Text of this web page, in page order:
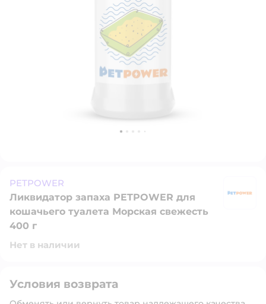
PETPOWER
Ликвидатор запаха PETPOWER для
кошачьего туалета Морская свежесть
400 г
Нет в наличии
Условия возврата